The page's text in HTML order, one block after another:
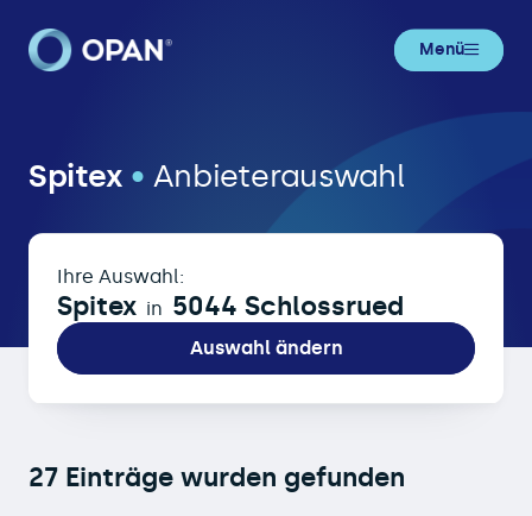
Menü
Spitex • Anbieterauswahl
Ihre Auswahl:
Spitex in 5044 Schlossrued
Auswahl ändern
27 Einträge wurden gefunden